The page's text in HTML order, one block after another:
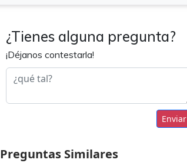
¿Tienes alguna pregunta?
¡Déjanos contestarla!
Enviar
Preguntas Similares